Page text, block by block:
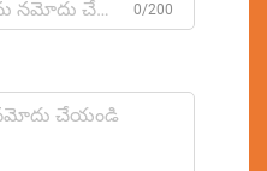
0/200